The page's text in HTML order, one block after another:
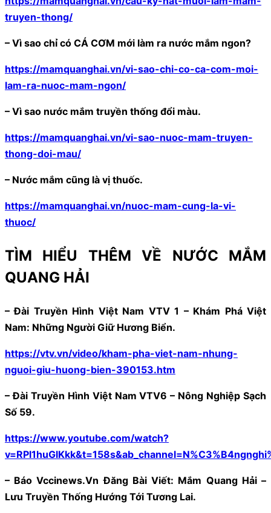
truyen-thong/
– Vì sao chỉ có CÁ CƠM mới làm ra nước mắm ngon?
https://mamquanghai.vn/vi-sao-chi-co-ca-com-moi-
lam-ra-nuoc-mam-ngon/
– Vì sao nước mắm truyền thống đổi màu.
https://mamquanghai.vn/vi-sao-nuoc-mam-truyen-
thong-doi-mau/
– Nước mắm cũng là vị thuốc.
https://mamquanghai.vn/nuoc-mam-cung-la-vi-
thuoc/
TÌM HIỂU THÊM VỀ NƯỚC MẮM
QUANG HẢI
– Đài Truyền Hình Việt Nam VTV 1 – Khám Phá Việt
Nam: Những Người Giữ Hương Biển.
https://vtv.vn/video/kham-pha-viet-nam-nhung-
nguoi-giu-huong-bien-390153.htm
– Đài Truyền Hình Việt Nam VTV6 – Nông Nghiệp Sạch
Số 59.
https://www.youtube.com/watch?
– Báo Vccinews.Vn Đăng Bài Viết: Mắm Quang Hải –
Lưu Truyền Thống Hướng Tới Tương Lai.